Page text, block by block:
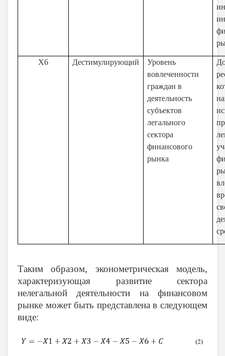
X6 Дестимулирующий
Уровень
вовлеченности
граждан в
деятельность
субъектов
легального
сектора
финансового
рынка
Таким образом, эконометрическая модель,
характеризующая развитие сектора
нелегальной деятельности на финансовом
рынке может быть представлена в следующем
виде: